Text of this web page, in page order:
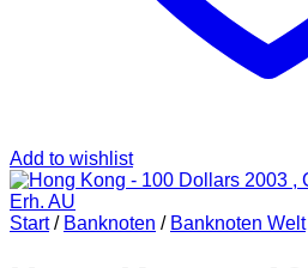
Add to wishlist
Start / Banknoten / Banknoten Welt